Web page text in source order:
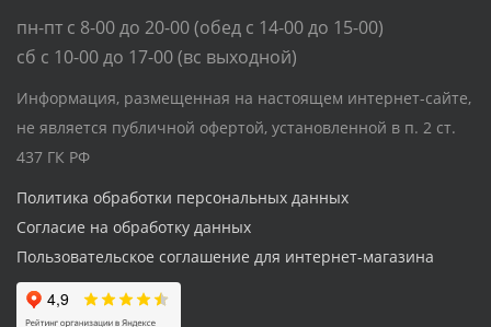
пн-пт с 8-00 до 20-00 (обед с 14-00 до 15-00)
сб с 10-00 до 17-00 (вс выходной)
Информация, размещенная на настоящем интернет-сайте,
не является публичной офертой, установленной в п. 2 ст.
437 ГК РФ
Политика обработки персональных данных
Согласие на обработку данных
Пользовательское соглашение для интернет-магазина